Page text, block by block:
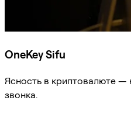
OneKey Sifu
Ясность в криптовалюте —
звонка.